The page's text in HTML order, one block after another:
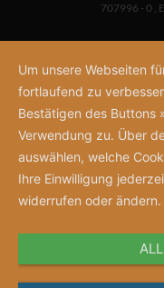
707996 - 0 ,
Um unsere Webseiten
fortlaufend zu
Bestätigen des Buttons
Verwendung zu. Über
auswählen, welche
Ihre Einwilligung
widerrufen oder ändern.